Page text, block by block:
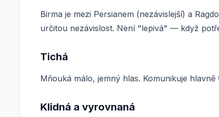
Birma je mezi Persianem (nezávislejší) a
určitou nezávislost. Není "lepivá" — když
Tichá
Mňouká málo, jemný hlas. Komunikuje
Klidná a vyrovnaná